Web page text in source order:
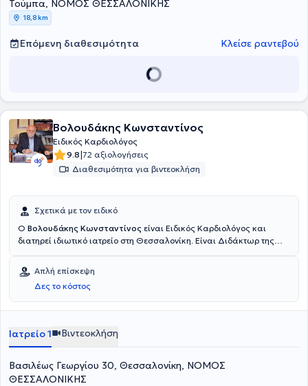
φάσμα της καρδιολογίας.
Τούμπα, ΝΟΜΟΣ ΘΕΣΣΑΛΟΝΙΚΗΣ
18,8 km
Επόμενη διαθεσιμότητα Κλείσε ραντεβού
Βολουδάκης Κωνσταντίνος
Ειδικός Καρδιολόγος
9.8|72 αξιολογήσεις
Διαθεσιμότητα για βιντεοκλήση
Σχετικά με τον ειδικό
Ο Βολουδάκης Κωνσταντίνος είναι Ειδικός Καρδιολόγος και
διατηρεί ιδιωτικό ιατρείο στη Θεσσαλονίκη. Είναι Διδάκτωρ της
πτυχιούχος της Ιατρικής Σχολής του Αριστοτελείου Πανεπιστημίου
Θεσσαλονίκης. Ειδικεύτηκε στην Καρδιολογία στο Γενικό
Νοσοκομείο Θεσσαλονίκης "Γ. Παπανικολάου" και μετεκπαιδεύτηκε
στην Εντατική Μονάδα του Peterborough District Hospital στο
Σουηδίας. Ο γιατρός διετέλεσε Επιμελητής για 20 έτη στο Γενικό
Νοσοκομείο Θεσσαλονίκης "Άγιος Παύλος" και Συντονιστής
Νοσοκομείου Χαλκιδικής. Στο ιδιωτικό του ιατρείο προσφέρει
πλήθος υπηρεσιών, σεβόμενος τις ανάγκες εκάστοτε ασθενούς.
Απλή επίσκεψη
Δες το κόστος
Ιατρείο 1 Βιντεοκλήση
Βασιλέως Γεωργίου 30, Θεσσαλονίκη, ΝΟΜΟΣ
ΘΕΣΣΑΛΟΝΙΚΗΣ